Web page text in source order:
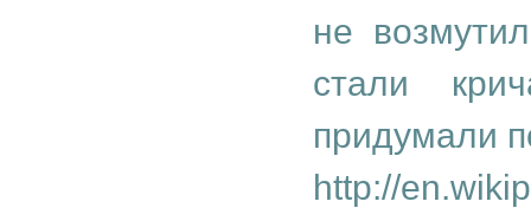
не
стали
придумали
http://